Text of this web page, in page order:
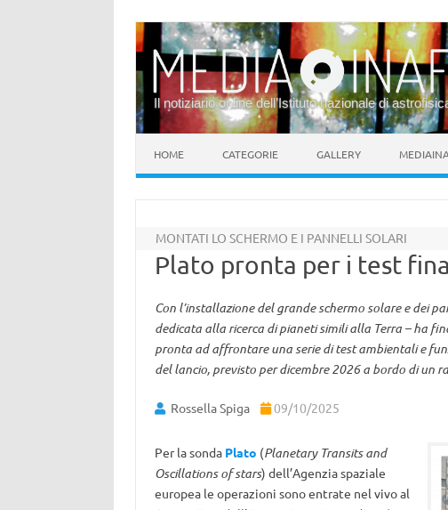
Il notiziario online dell’Istituto nazionale di
HOME CATEGORIE GALLERY
MONTATI LO SCHERMO E I PANNELLI SOLARI
Plato pronta per i test
Con l’installazione del grande schermo solare e dei
dedicata alla ricerca di pianeti simili alla Terra – ha
pronta ad affrontare una serie di test ambientali e
del lancio, previsto per dicembre 2026 a bordo di un
Rossella Spiga 09/10/2025
Per la sonda Plato (Planetary Transits and
Oscillations of stars) dell’Agenzia spaziale
europea le operazioni sono entrate nel vivo al